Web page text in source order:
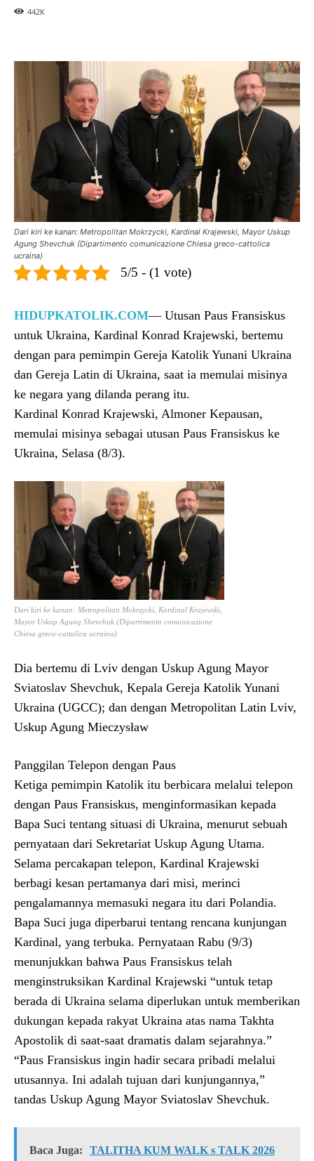
442K
Dari kiri ke kanan: Metropolitan Mokrzycki, Kardinal Krajewski, Mayor Uskup
Agung Shevchuk (Dipartimento comunicazione Chiesa greco-cattolica
ucraina)
5/5 - (1 vote)
HIDUPKATOLIK.COM— Utusan Paus Fransiskus
untuk Ukraina, Kardinal Konrad Krajewski, bertemu
dengan para pemimpin Gereja Katolik Yunani Ukraina
dan Gereja Latin di Ukraina, saat ia memulai misinya
ke negara yang dilanda perang itu.
Kardinal Konrad Krajewski, Almoner Kepausan,
memulai misinya sebagai utusan Paus Fransiskus ke
Ukraina, Selasa (8/3).
Dari kiri ke kanan: Metropolitan Mokrzycki, Kardinal Krajewski,
Mayor Uskup Agung Shevchuk (Dipartimento comunicazione
Chiesa greco-cattolica ucraina)
Dia bertemu di Lviv dengan Uskup Agung Mayor
Sviatoslav Shevchuk, Kepala Gereja Katolik Yunani
Ukraina (UGCC); dan dengan Metropolitan Latin Lviv,
Uskup Agung Mieczysław
Panggilan Telepon dengan Paus
Ketiga pemimpin Katolik itu berbicara melalui telepon
dengan Paus Fransiskus, menginformasikan kepada
Bapa Suci tentang situasi di Ukraina, menurut sebuah
pernyataan dari Sekretariat Uskup Agung Utama.
Selama percakapan telepon, Kardinal Krajewski
berbagi kesan pertamanya dari misi, merinci
pengalamannya memasuki negara itu dari Polandia.
Bapa Suci juga diperbarui tentang rencana kunjungan
Kardinal, yang terbuka. Pernyataan Rabu (9/3)
menunjukkan bahwa Paus Fransiskus telah
menginstruksikan Kardinal Krajewski “untuk tetap
berada di Ukraina selama diperlukan untuk memberikan
dukungan kepada rakyat Ukraina atas nama Takhta
Apostolik di saat-saat dramatis dalam sejarahnya.”
“Paus Fransiskus ingin hadir secara pribadi melalui
utusannya. Ini adalah tujuan dari kunjungannya,”
tandas Uskup Agung Mayor Sviatoslav Shevchuk.
Baca Juga: TALITHA KUM WALK s TALK 2026